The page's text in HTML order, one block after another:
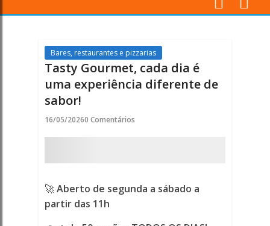
experiência
diferente
de
sabor!
-
Porto
Ferreira
Bares, restaurantes e pizzarias
Tasty Gourmet, cada dia é
uma experiência diferente de
sabor!
16/05/20260 Comentários
🚀Aberto de segunda a sábado a
partir das 11h